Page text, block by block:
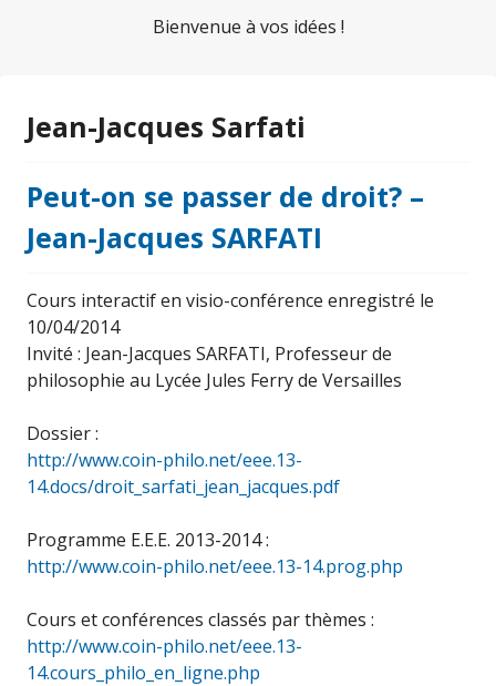
Bienvenue à vos idées !
Jean-Jacques Sarfati
Peut-on se passer de droit? –
Jean-Jacques SARFATI
Cours interactif en visio-conférence enregistré le
10/04/2014
Invité : Jean-Jacques SARFATI, Professeur de
philosophie au Lycée Jules Ferry de Versailles
Dossier :
http://www.coin-philo.net/eee.13-
14.docs/droit_sarfati_jean_jacques.pdf
Programme E.E.E. 2013-2014 :
http://www.coin-philo.net/eee.13-14.prog.php
Cours et conférences classés par thèmes :
http://www.coin-philo.net/eee.13-
14.cours_philo_en_ligne.php